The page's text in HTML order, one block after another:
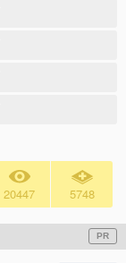
20447 5748
PR